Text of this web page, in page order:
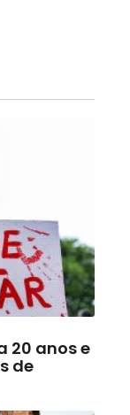
20 anos e
de